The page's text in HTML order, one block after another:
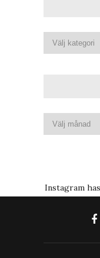
Instagram